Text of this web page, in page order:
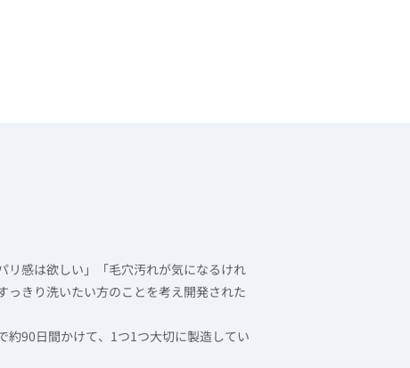
リ感は欲しい」「毛穴汚れが気になるけれ
っきり洗いたい方のことを考え開発された
約90日間かけて、1つ1つ大切に製造してい